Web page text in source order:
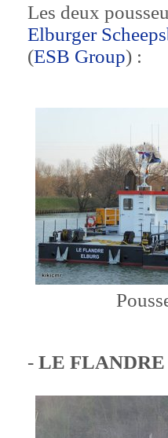
Les deux
Elburger
(ESB Group) :
- LE FLANDRE